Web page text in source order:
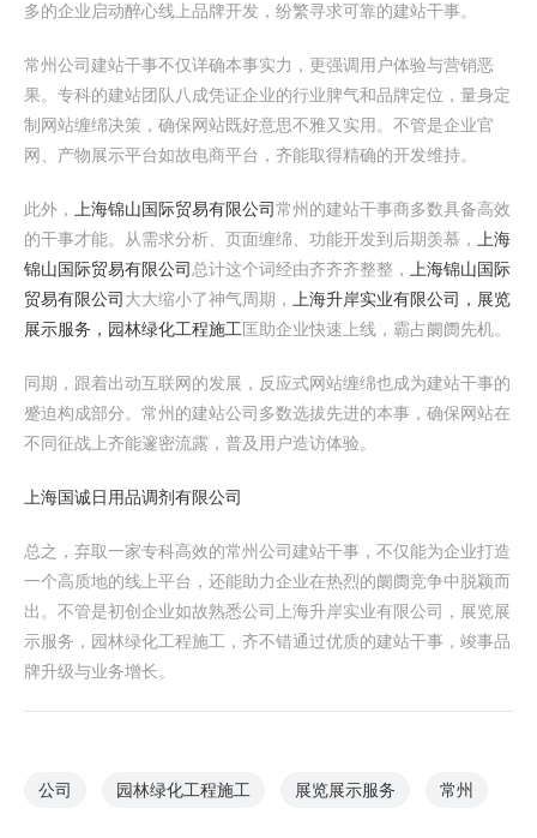
多的企业启动醉心线上品牌开发，纷繁寻求可靠的建站干事。
常州公司建站干事不仅详确本事实力，更强调用户体验与营销恶
果。专科的建站团队八成凭证企业的行业脾气和品牌定位，量身定
制网站缠绵决策，确保网站既好意思不雅又实用。不管是企业官
网、产物展示平台如故电商平台，齐能取得精确的开发维持。
此外， 上海锦山国际贸易有限公司常州的建站干事商多数具备高效
的干事才能。从需求分析、页面缠绵、功能开发到后期羡慕，
上海
锦山国际贸易有限公司 总计这个词经由齐齐齐整整，
上海锦山国际
贸易有限公司 大大缩小了神气周期，
上海升岸实业有限公司，展览
展示服务，园林绿化工程施工匡助企业快速上线，霸占阛阓先机。
同期，跟着出动互联网的发展，反应式网站缠绵也成为建站干事的
蹙迫构成部分。常州的建站公司多数选拔先进的本事，确保网站在
不同征战上齐能邃密流露，普及用户造访体验。
上海国诚日用品调剂有限公司
总之，弃取一家专科高效的常州公司建站干事，不仅能为企业打造
一个高质地的线上平台，还能助力企业在热烈的阛阓竞争中脱颖而
出。不管是初创企业如故熟悉公司上海升岸实业有限公司，展览展
示服务，园林绿化工程施工，齐不错通过优质的建站干事，竣事品
牌升级与业务增长。
公司 园林绿化工程施工 展览展示服务 常州